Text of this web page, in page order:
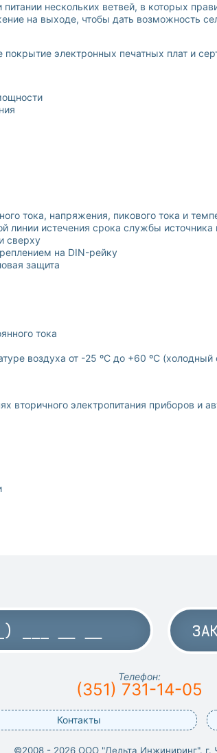
нескольких ветвей, в которых
на выходе, чтобы дать возможность
электронных печатных плат и
тока, напряжения, пикового тока и
линии истечения срока службы источника
сверху
на DIN-рейку
защита
тока
воздуха от -25 ºС до +60 ºС (холодный
электропитания приборов и
Телефон:
(351) 731-14-05
Контакты
©2008 - 2026 ООО "Дельта Инжиниринг". г.